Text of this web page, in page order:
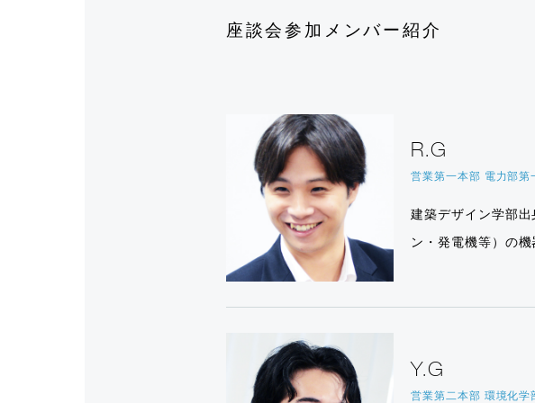
座談会参加メンバー紹介
R.G
営業第一本部 電力部第
建築デザイン学部
ン・発電機等）の
Y.G
営業第二本部 環境化学